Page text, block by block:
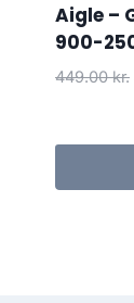
Aigle –
900-
449.00kr.